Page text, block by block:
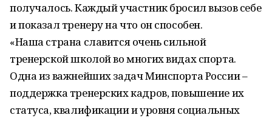
получалось. Каждый участник бросил вызов себе
и показал тренеру на что он способен.
«Наша страна славится очень сильной
тренерской школой во многих видах спорта.
Одна из важнейших задач Минспорта России –
поддержка тренерских кадров, повышение их
статуса, квалификации и уровня социальных